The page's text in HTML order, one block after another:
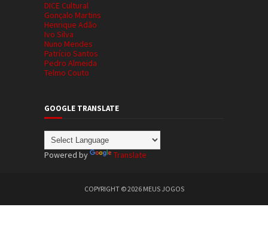
DICE Cultural
Gonçalo Martins
Henrique Adão
Ivo Silva
Nuno Mendes
Patrício Santos
Pedro Almeida
Telmo Couto
GOOGLE TRANSLATE
Powered by Translate
COPYRIGHT ©2026 MEUS JOGOS